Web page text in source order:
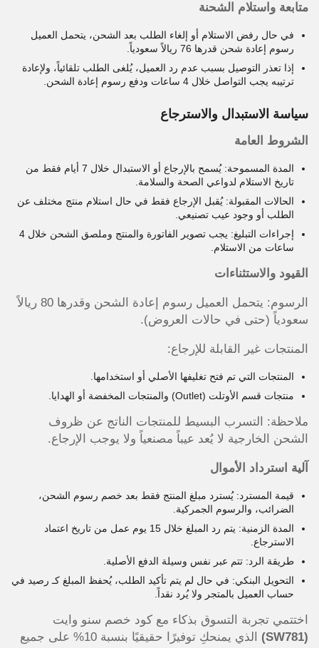
متابعة واستلام الشحنة
في حال رفض الاستلام أو إلغاء الطلب بعد الشحن، يتحمل العميل
رسوم إعادة شحن قدرها 76 ريالاً سعودياً.
إذا تعذر التوصيل بسبب عدم رد العميل، يُلغى الطلب تلقائياً، ولإعادة
ترتيبه يجب التواصل خلال 4 ساعات ودفع رسوم إعادة الشحن.
سياسة الاستبدال والاسترجاع
الشروط العامة
المدة المسموحة: يُسمح بالإرجاع أو الاستبدال خلال 7 أيام فقط من
تاريخ الاستلام لدواعي الصحة والسلامة.
الحالات المقبولة: يُقبل الإرجاع فقط في حال استلام منتج مختلف عن
الطلب أو وجود عيب تصنيعي.
إجراءات التبليغ: يجب تصوير الفاتورة والمنتج وملصق الشحن خلال 4
ساعات من الاستلام.
القيود والاستثناءات
الرسوم: يتحمل العميل رسوم إعادة الشحن وقدرها 80 ريالاً
سعودياً (حتى في حالات العروض).
المنتجات غير القابلة للإرجاع:
المنتجات التي تم فتح تغليفها الأصلي أو استخدامها.
منتجات قسم الأوتلت (Outlet) والمنتجات المخفضة أو الهدايا.
ملاحظة: التسرب البسيط للمنتجات الناتج عن ظروف
الشحن الخارجية لا يُعد عيباً مصنعياً ولا يوجب الإرجاع.
آلية استرداد الأموال
قيمة المسترد: يُسترد مبلغ المنتج فقط بعد خصم رسوم الشحن،
الضرائب، والرسوم الجمركية.
المدة الزمنية: يتم رد المبلغ خلال 15 يوم عمل من تاريخ اعتماد
الاسترجاع.
طريقة الرد: تتم عبر نفس وسيلة الدفع الأصلية.
التحويل البنكي: في حال لم يتم تأكيد الطلب، يُحفظ المبلغ كـ رصيد في
حساب العميل بالمتجر ولا يُرد نقداً.
اختتمي تجربة التسوق بذكاء مع كود خصم سنو وايت
(SW781)
الذي يمنحكِ توفيرًا حقيقيًا بنسبة 10% على جميع